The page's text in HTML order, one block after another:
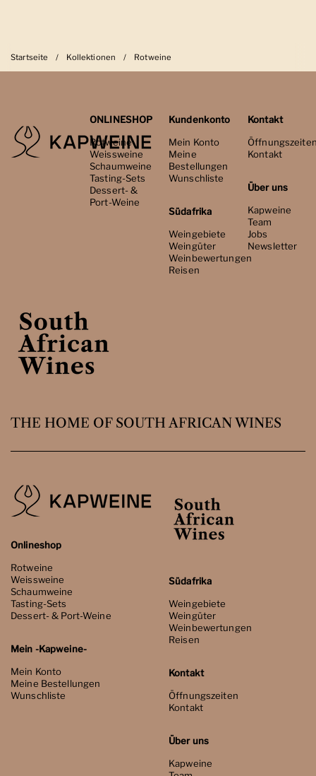
Startseite / Kollektionen / Rotweine
ONLINESHOP
Rotweine
Weissweine
Schaumweine
Tasting-Sets
Dessert- &
Port-Weine
Kundenkonto
Mein Konto
Meine
Bestellungen
Wunschliste
Südafrika
Weingebiete
Weingüter
Weinbewertungen
Reisen
Kontakt
Kontakt
Über uns
Kapweine
Team
Jobs
Newsletter
THE HOME OF SOUTH AFRICAN WINES
Onlineshop
Rotweine
Weissweine
Schaumweine
Tasting-Sets
Dessert- & Port-Weine
Mein -Kapweine-
Mein Konto
Meine Bestellungen
Wunschliste
Südafrika
Weingebiete
Weingüter
Weinbewertungen
Reisen
Kontakt
Öffnungszeiten
Kontakt
Über uns
Kapweine